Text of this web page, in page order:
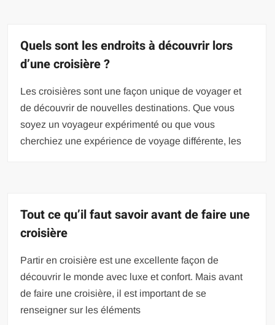
Quels sont les endroits à découvrir lors
d’une croisière ?
Les croisières sont une façon unique de voyager et
de découvrir de nouvelles destinations. Que vous
soyez un voyageur expérimenté ou que vous
cherchiez une expérience de voyage différente, les
Tout ce qu’il faut savoir avant de faire une
croisière
Partir en croisière est une excellente façon de
découvrir le monde avec luxe et confort. Mais avant
de faire une croisière, il est important de se
renseigner sur les éléments